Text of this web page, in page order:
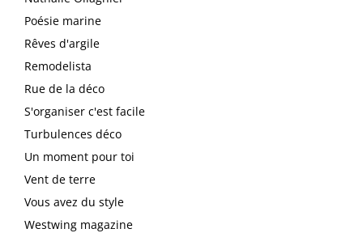
Poésie marine
Rêves d'argile
Remodelista
Rue de la déco
S'organiser c'est facile
Turbulences déco
Un moment pour toi
Vent de terre
Vous avez du style
Westwing magazine